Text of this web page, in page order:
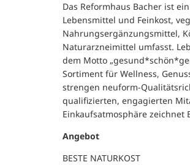
Das Reformhaus Bacher ist
Lebensmittel und Feinkost,
Nahrungsergänzungsmittel,
Naturarzneimittel umfasst.
dem Motto
Sortiment für Wellness,
strengen neuform-
qualifizierten, engagierten
Einkaufsatmosphäre zeichnet
Angebot
BESTE NATURKOST